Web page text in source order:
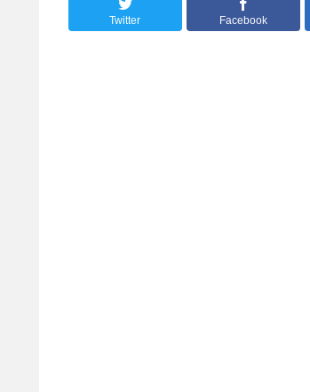
Twitter Facebook